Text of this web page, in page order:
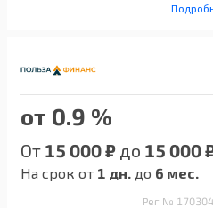
от 0.9 %
От 15 000 ₽ до 15 000
На срок от 1 дн. до 6 мес.
Рег №